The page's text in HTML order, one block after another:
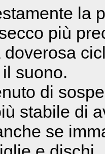
la
più
suono.
di
stabile di
se